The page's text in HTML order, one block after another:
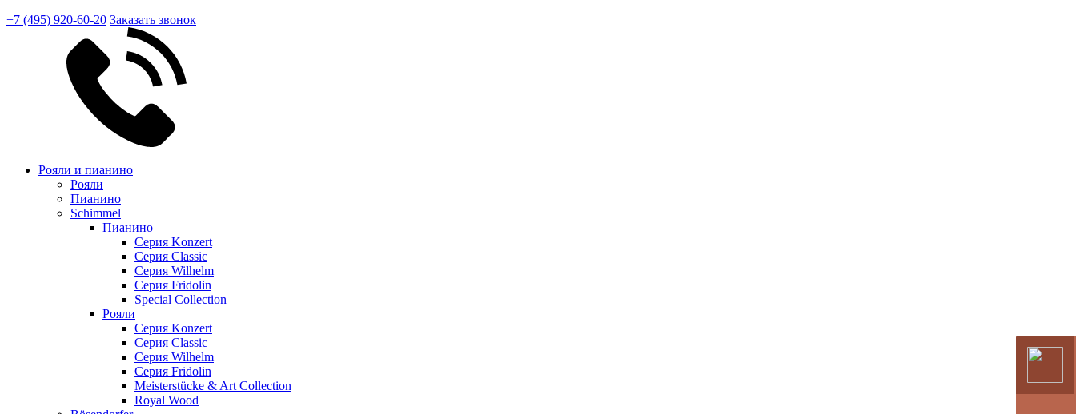
+7 (495) 920-60-20 Заказать звонок
Рояли и пианино
Рояли
Пианино
Schimmel
Пианино
Серия Konzert
Серия Classic
Серия Wilhelm
Серия Fridolin
Special Collection
Рояли
Серия Konzert
Серия Classic
Серия Wilhelm
Серия Fridolin
Meisterstücke & Art Collection
Royal Wood